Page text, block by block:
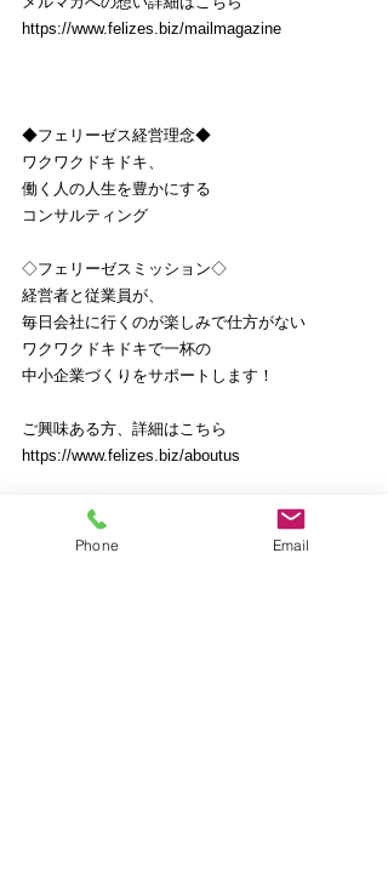
https://www.felizes.biz/mailmagazine
◆フェリーゼス経営理念◆
ワクワクドキドキ、
働く人の人生を豊かにする
コンサルティング
◇フェリーゼスミッション◇
経営者と従業員が、
毎日会社に行くのが楽しみで仕方がない
ワクワクドキドキで一杯の
中小企業づくりをサポートします！
ご興味ある方、詳細はこちら
https://www.felizes.biz/aboutus
【公式サイト】
Phone Email